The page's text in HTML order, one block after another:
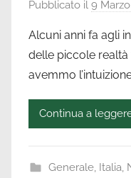
Pubblicato il 9
Alcuni anni fa agli
delle piccole realtà
avemmo
Continua a
Generale, Italia,